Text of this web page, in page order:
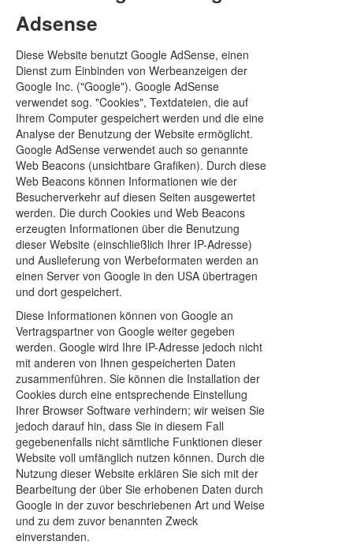
Adsense
Diese Website benutzt Google AdSense, einen
Dienst zum Einbinden von Werbeanzeigen der
Google Inc. ("Google"). Google AdSense
verwendet sog. "Cookies", Textdateien, die auf
Ihrem Computer gespeichert werden und die eine
Analyse der Benutzung der Website ermöglicht.
Google AdSense verwendet auch so genannte
Web Beacons (unsichtbare Grafiken). Durch diese
Web Beacons können Informationen wie der
Besucherverkehr auf diesen Seiten ausgewertet
werden. Die durch Cookies und Web Beacons
erzeugten Informationen über die Benutzung
dieser Website (einschließlich Ihrer IP-Adresse)
und Auslieferung von Werbeformaten werden an
einen Server von Google in den USA übertragen
und dort gespeichert.
Diese Informationen können von Google an
Vertragspartner von Google weiter gegeben
werden. Google wird Ihre IP-Adresse jedoch nicht
mit anderen von Ihnen gespeicherten Daten
zusammenführen. Sie können die Installation der
Cookies durch eine entsprechende Einstellung
Ihrer Browser Software verhindern; wir weisen Sie
jedoch darauf hin, dass Sie in diesem Fall
gegebenenfalls nicht sämtliche Funktionen dieser
Website voll umfänglich nutzen können. Durch die
Nutzung dieser Website erklären Sie sich mit der
Bearbeitung der über Sie erhobenen Daten durch
Google in der zuvor beschriebenen Art und Weise
und zu dem zuvor benannten Zweck
einverstanden.